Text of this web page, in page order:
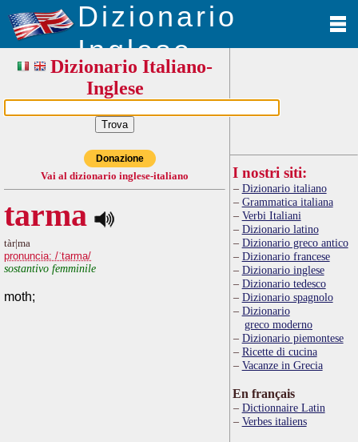
Dizionario
Inglese
Dizionario Italiano-
Inglese
Donazione
Vai al dizionario inglese-italiano
tarma
tàr|ma
pronuncia: /ˈtarma/
sostantivo femminile
moth;
I nostri siti:
Dizionario italiano
Grammatica italiana
Verbi Italiani
Dizionario latino
Dizionario greco antico
Dizionario francese
Dizionario inglese
Dizionario tedesco
Dizionario spagnolo
Dizionario
greco moderno
Dizionario piemontese
Ricette di cucina
Vacanze in Grecia
En français
Dictionnaire Latin
Verbes italiens